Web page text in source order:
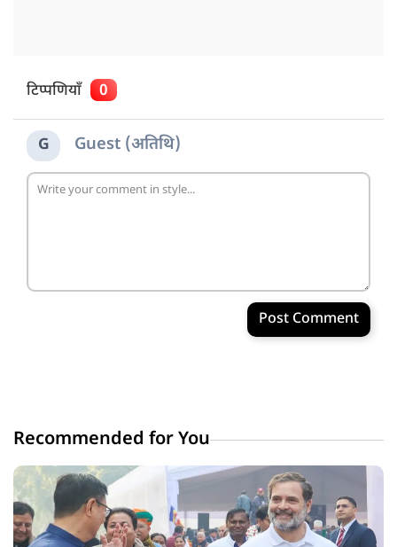
टिप्पणियाँ 0
G Guest (अतिथि)
Post Comment
Recommended for You